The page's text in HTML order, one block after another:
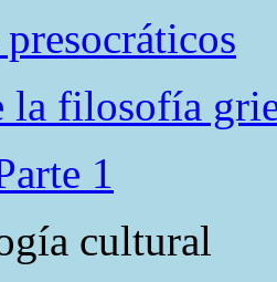
la filosofía
1
cultural